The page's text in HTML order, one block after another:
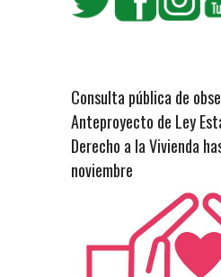
Consulta pública de
Anteproyecto de Ley
Derecho a la Vivienda
noviembre